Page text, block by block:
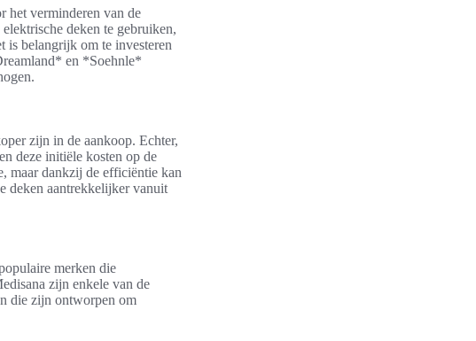
het verminderen van de
deken te gebruiken,
is belangrijk om te investeren
en *Soehnle*
zijn in de aankoop. Echter,
deze initiële kosten op de
maar dankzij de efficiëntie kan
deken aantrekkelijker vanuit
merken die
zijn enkele van de
die zijn ontworpen om